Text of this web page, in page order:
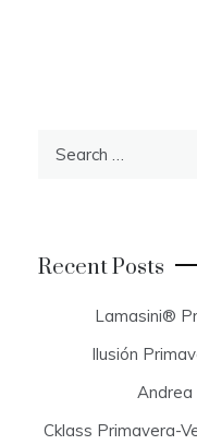
r
:
Recent Posts
Lamasini®
Ilusión
Cklass Primavera-